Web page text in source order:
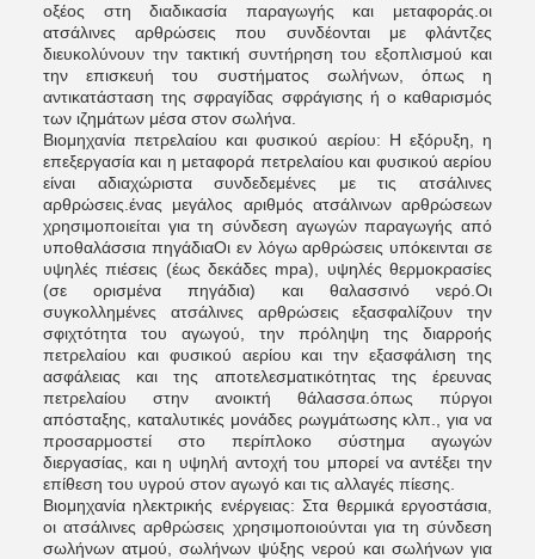
οξέος στη διαδικασία παραγωγής και μεταφοράς.οι
ατσάλινες αρθρώσεις που συνδέονται με φλάντζες
διευκολύνουν την τακτική συντήρηση του εξοπλισμού και
την επισκευή του συστήματος σωλήνων, όπως η
αντικατάσταση της σφραγίδας σφράγισης ή ο καθαρισμός
των ιζημάτων μέσα στον σωλήνα.
Βιομηχανία πετρελαίου και φυσικού αερίου: Η εξόρυξη, η
επεξεργασία και η μεταφορά πετρελαίου και φυσικού αερίου
είναι αδιαχώριστα συνδεδεμένες με τις ατσάλινες
αρθρώσεις.ένας μεγάλος αριθμός ατσάλινων αρθρώσεων
χρησιμοποιείται για τη σύνδεση αγωγών παραγωγής από
υποθαλάσσια πηγάδιαΟι εν λόγω αρθρώσεις υπόκεινται σε
υψηλές πιέσεις (έως δεκάδες mpa), υψηλές θερμοκρασίες
(σε ορισμένα πηγάδια) και θαλασσινό νερό.Οι
συγκολλημένες ατσάλινες αρθρώσεις εξασφαλίζουν την
σφιχτότητα του αγωγού, την πρόληψη της διαρροής
πετρελαίου και φυσικού αερίου και την εξασφάλιση της
ασφάλειας και της αποτελεσματικότητας της έρευνας
πετρελαίου στην ανοικτή θάλασσα.όπως πύργοι
απόσταξης, καταλυτικές μονάδες ρωγμάτωσης κλπ., για να
προσαρμοστεί στο περίπλοκο σύστημα αγωγών
διεργασίας, και η υψηλή αντοχή του μπορεί να αντέξει την
επίθεση του υγρού στον αγωγό και τις αλλαγές πίεσης.
Βιομηχανία ηλεκτρικής ενέργειας: Στα θερμικά εργοστάσια,
οι ατσάλινες αρθρώσεις χρησιμοποιούνται για τη σύνδεση
σωλήνων ατμού, σωλήνων ψύξης νερού και σωλήνων για